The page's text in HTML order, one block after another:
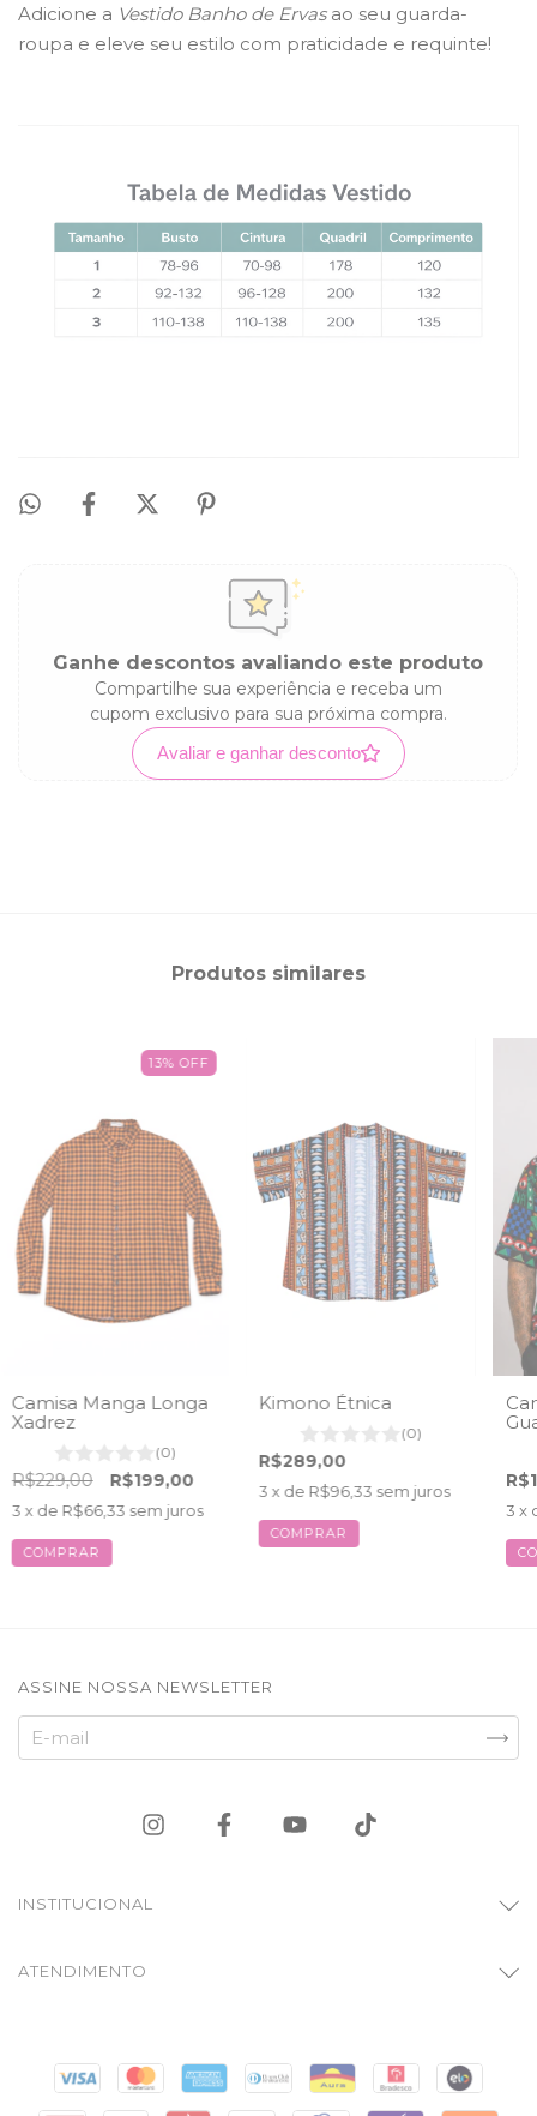
Adicione a Vestido Banho de Ervas ao seu guarda-
roupa e eleve seu estilo com praticidade e requinte!
Ganhe descontos avaliando este produto
Compartilhe sua experiência e receba um
cupom exclusivo para sua próxima compra.
Avaliar e ganhar desconto
Produtos similares
13%OFF
Camisa Manga Longa
Xadrez
(0)
R$229,00 R$199,00
3 x de R$66,33 sem juros
COMPRAR
Kimono Étnica
(0)
R$289,00
3 x de R$96,33 sem juros
COMPRAR
3 x
ASSINE NOSSA NEWSLETTER
INSTITUCIONAL
ATENDIMENTO